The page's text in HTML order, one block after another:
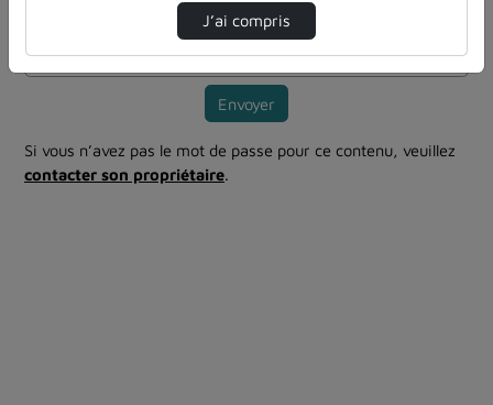
Envoyer
Si vous n’avez pas le mot de passe pour ce contenu, veuillez
contacter son propriétaire.
J’ai compris